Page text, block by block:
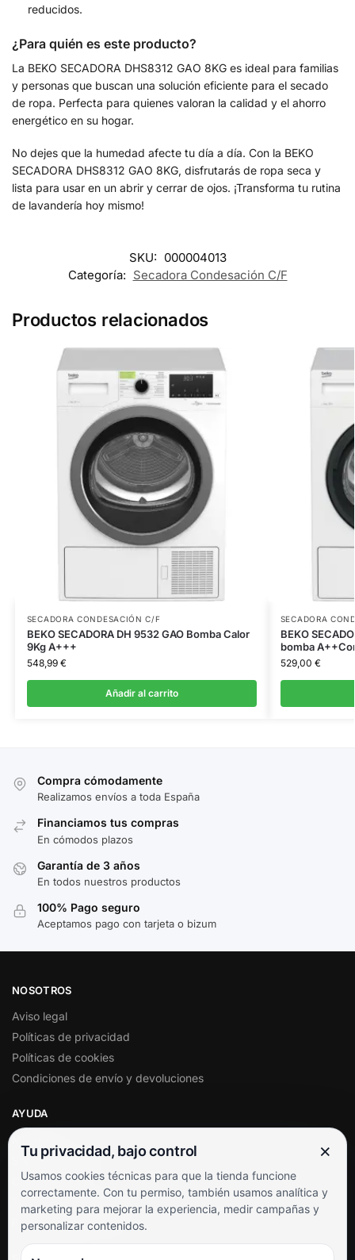
reducidos.
¿Para quién es este producto?
La BEKO SECADORA DHS8312 GAO 8KG es ideal para familias
y personas que buscan una solución eficiente para el secado
de ropa. Perfecta para quienes valoran la calidad y el ahorro
energético en su hogar.
No dejes que la humedad afecte tu día a día. Con la BEKO
SECADORA DHS8312 GAO 8KG, disfrutarás de ropa seca y
lista para usar en un abrir y cerrar de ojos. ¡Transforma tu rutina
de lavandería hoy mismo!
SKU: 000004013
Categoría: Secadora Condesación C/F
Productos relacionados
SECADORA CONDESACIÓN C/F
BEKO SECADORA DH 9532 GAO Bomba Calor
9Kg A+++
548,99 €
Añadir al carrito
SECADORA
BEKO
bomba
529,00 €
Compra cómodamente
Realizamos envíos a toda España
Financiamos tus compras
En cómodos plazos
Garantía de 3 años
En todos nuestros productos
100% Pago seguro
Aceptamos pago con tarjeta o bizum
NOSOTROS
Aviso legal
Políticas de privacidad
Políticas de cookies
Condiciones de envío y devoluciones
AYUDA
Soporte al cliente
Contacto
Términos y condiciones
Preguntas frecuentes
SÍGUENOS
Tu privacidad, bajo control ×
Usamos cookies técnicas para que la tienda funcione
correctamente. Con tu permiso, también usamos analítica y
marketing para mejorar la experiencia, medir campañas y
personalizar contenidos.